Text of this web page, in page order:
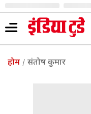
होम संतोष कुमार